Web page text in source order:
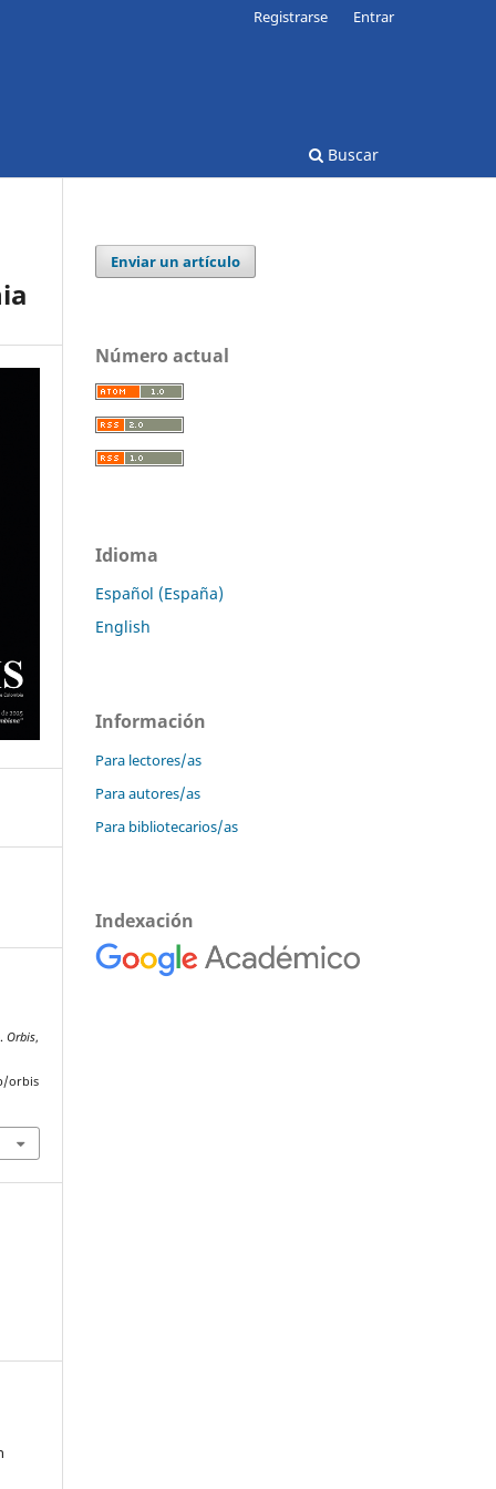
Buscar
Registrarse Entrar
Orbis,
orbis
Enviar un artículo
Número actual
Idioma
Español (España)
English
Información
Para lectores/as
Para autores/as
Para bibliotecarios/as
Indexación